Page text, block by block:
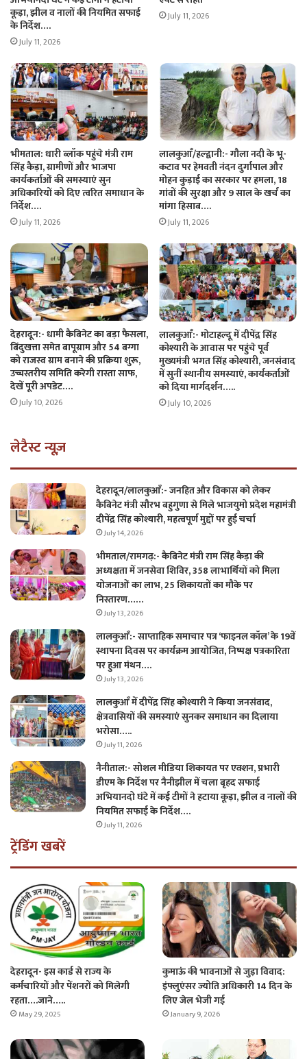
कूड़ा, झील व नालों की नियमित सफाई
के निर्देश….
July 11, 2026
July 11, 2026
भीमताल: धारी ब्लॉक पहुंचे मंत्री राम
सिंह कैड़ा, ग्रामीणों और भाजपा
कार्यकर्ताओं की समस्याएं सुन
अधिकारियों को दिए त्वरित समाधान के
निर्देश….
July 11, 2026
लालकुआँ/हल्द्वानी:- गौला नदी के भू-
कटाव पर हेमवती नंदन दुर्गापाल और
मोहन कुड़ाई का सरकार पर हमला, 18
गांवों की सुरक्षा और 9 साल के खर्च का
मांगा हिसाब….
July 11, 2026
देहरादून:- धामी कैबिनेट का बड़ा फैसला,
बिंदुखत्ता समेत बापूग्राम और 54 बग्गा
को राजस्व ग्राम बनाने की प्रक्रिया शुरू,
उच्चस्तरीय समिति करेगी रास्ता साफ,
देखें पूरी अपडेट….
July 10, 2026
लालकुआँ:- मोटाहल्दू में दीपेंद्र सिंह
कोश्यारी के आवास पर पहुंचे पूर्व
मुख्यमंत्री भगत सिंह कोश्यारी, जनसंवाद
में सुनीं स्थानीय समस्याएं, कार्यकर्ताओं
को दिया मार्गदर्शन…..
July 10, 2026
लेटैस्ट न्यूज़
देहरादून/लालकुआँ:- जनहित और विकास को लेकर
कैबिनेट मंत्री सौरभ बहुगुणा से मिले भाजयुमो प्रदेश महामंत्री
दीपेंद्र सिंह कोश्यारी, महत्वपूर्ण मुद्दों पर हुई चर्चा
July 14, 2026
भीमताल/रामगढ़:- कैबिनेट मंत्री राम सिंह कैड़ा की
अध्यक्षता में जनसेवा शिविर, 358 लाभार्थियों को मिला
योजनाओं का लाभ, 25 शिकायतों का मौके पर
निस्तारण……
July 13, 2026
लालकुआँ:- साप्ताहिक समाचार पत्र ‘फाइनल कॉल’ के 19वें
स्थापना दिवस पर कार्यक्रम आयोजित, निष्पक्ष पत्रकारिता
पर हुआ मंथन….
July 13, 2026
लालकुआँ में दीपेंद्र सिंह कोश्यारी ने किया जनसंवाद,
क्षेत्रवासियों की समस्याएं सुनकर समाधान का दिलाया
भरोसा…..
July 11, 2026
नैनीताल:- सोशल मीडिया शिकायत पर एक्शन, प्रभारी
डीएम के निर्देश पर नैनीझील में चला बृहद सफाई
अभियानदो घंटे में कई टीमों ने हटाया कूड़ा, झील व नालों की
नियमित सफाई के निर्देश….
July 11, 2026
ट्रेंडिंग खबरें
देहरादून- इस कार्ड से राज्य के
कर्मचारियों और पेंशनरों को मिलेगी
रहता….जाने…..
May 29, 2025
कुमाऊं की भावनाओं से जुड़ा विवाद:
इंफ्लुएंसर ज्योति अधिकारी 14 दिन के
लिए जेल भेजी गई
January 9, 2026